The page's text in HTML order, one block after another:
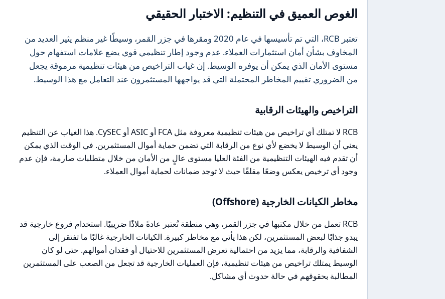
الغوص العميق في التنظيم: الاختبار الحقيقي
تعتبر RCB، التي تم تأسيسها في عام 2020 ومقرها في جزر القمر، وسيطًا غير منظم يثير العديد من
المخاوف بشأن أمان استثمارات العملاء. عدم وجود إطار تنظيمي قوي يضع علامات استفهام حول
مستوى الأمان الذي يمكن أن يوفره الوسيط. إن غياب التراخيص من هيئات تنظيمية مرموقة يجعل
من الضروري تقييم المخاطر المحتملة التي قد يواجهها المستثمرون عند التعامل مع هذا الوسيط.
التراخيص والهيئات الرقابية
RCB لا تمتلك أي تراخيص من هيئات تنظيمية معروفة مثل FCA أو ASIC أو CySEC. هذا الغياب عن التنظيم
يعني أن الوسيط لا يخضع لأي نوع من الرقابة التي تضمن حماية أموال المستثمرين. في الوقت الذي يمكن
أن تقدم فيه الهيئات التنظيمية من الفئة العليا مستوى عالٍ من الأمان من خلال متطلبات صارمة، فإن عدم
وجود أي ترخيص يعكس وضعًا مقلقًا حيث لا توجد ضمانات لحماية أموال العملاء.
مخاطر الكيانات الخارجية (Offshore)
RCB تعمل من خلال مكتبها في جزر القمر، وهي منطقة تُعتبر عادةً ملاذًا ضريبيًا. استخدام فروع خارجية قد
يبدو جذابًا لبعض المستثمرين، لكن هذا يأتي مع مخاطر كبيرة. الكيانات الخارجية غالبًا ما تفتقر إلى
الشفافية والرقابة، مما يزيد من احتمالية تعرض المستثمرين للاحتيال أو فقدان أموالهم. حتى لو كان
الوسيط يمتلك تراخيص من هيئات تنظيمية، فإن العمليات الخارجية قد تجعل من الصعب على المستثمرين
المطالبة بحقوقهم في حالة حدوث أي مشاكل.